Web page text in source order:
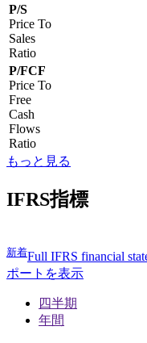
P/S
Price To
Sales
Ratio
P/FCF
Price To
Free
Cash
Flows
Ratio
もっと見る
IFRS指標
新着Full IFRS financial
ポートを表示
四半期
年間